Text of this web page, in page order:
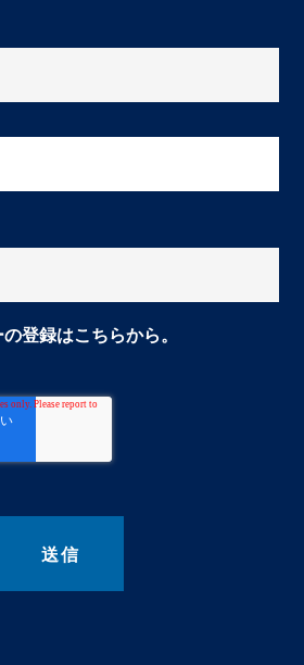
登録はこちらから。